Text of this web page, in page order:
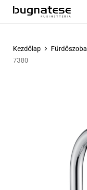
Kezdőlap Fürdőszoba
7380